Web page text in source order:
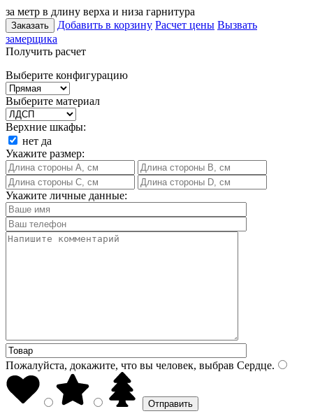
за метр в длину верха и низа гарнитура
Заказать Добавить в корзину Расчет цены Вызвать
замерщика
Получить расчет
Выберите конфигурацию
Выберите материал
Верхние шкафы:
нет да
Укажите размер:
Укажите личные данные:
Пожалуйста, докажите, что вы человек, выбрав Сердце.